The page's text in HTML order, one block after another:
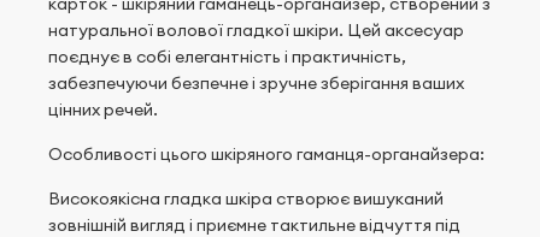
натуральної волової гладкої шкіри. Цей аксесуар
поєднує в собі елегантність і практичність,
забезпечуючи безпечне і зручне зберігання ваших
цінних речей.
Особливості цього шкіряного гаманця-органайзера:
Високоякісна гладка шкіра створює вишуканий
зовнішній вигляд і приємне тактильне відчуття під